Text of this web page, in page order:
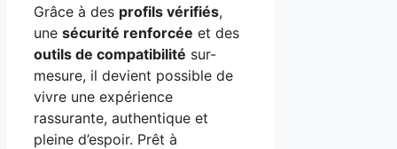
Grâce à des profils vérifiés,
une sécurité renforcée et des
outils de compatibilité sur-
mesure, il devient possible de
vivre une expérience
rassurante, authentique et
pleine d’espoir. Prêt à